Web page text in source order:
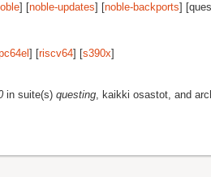
] [noble-updates] [noble-backports]
] [riscv64] [s390x]
in suite(s) questing, kaikki osastot, and